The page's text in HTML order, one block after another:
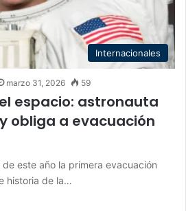
Internacionales
marzo 31, 2026 59
espacio: astronauta
obliga a evacuación
de este año la primera evacuación
historia de la…